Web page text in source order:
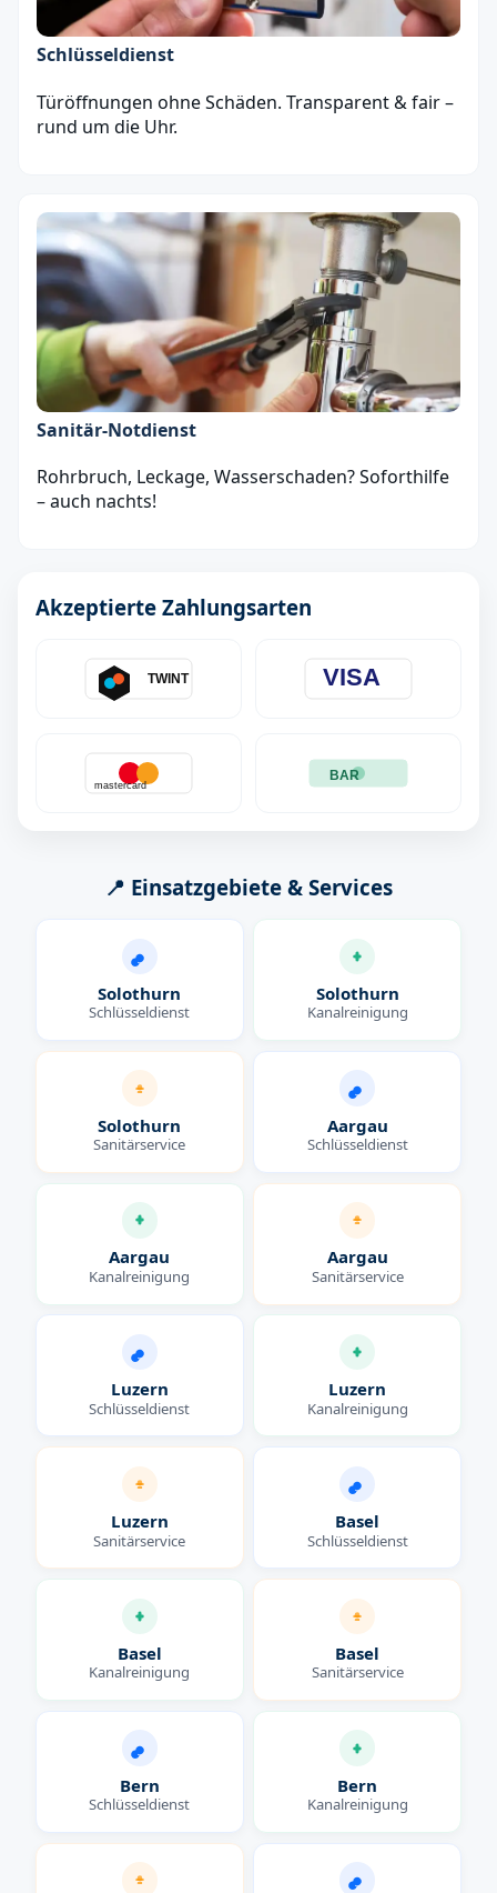
Schlüsseldienst
Türöffnungen ohne Schäden. Transparent & fair –
rund um die Uhr.
Sanitär‑Notdienst
Rohrbruch, Leckage, Wasserschaden? Soforthilfe
– auch nachts!
Akzeptierte Zahlungsarten
TWINT VISA
mastercard
BAR
📍 Einsatzgebiete & Services
Solothurn
Schlüsseldienst
Solothurn
Kanalreinigung
Solothurn
Sanitärservice
Aargau
Schlüsseldienst
Aargau
Kanalreinigung
Aargau
Sanitärservice
Luzern
Schlüsseldienst
Luzern
Kanalreinigung
Luzern
Sanitärservice
Basel
Schlüsseldienst
Basel
Kanalreinigung
Basel
Sanitärservice
Bern
Schlüsseldienst
Bern
Kanalreinigung